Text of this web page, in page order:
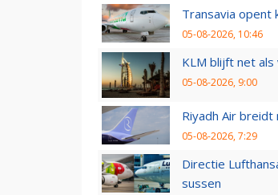
Transavia opent
05-08-2026, 10:46
KLM blijft net
05-08-2026, 9:00
Riyadh Air
05-08-2026, 7:29
Directie
sussen